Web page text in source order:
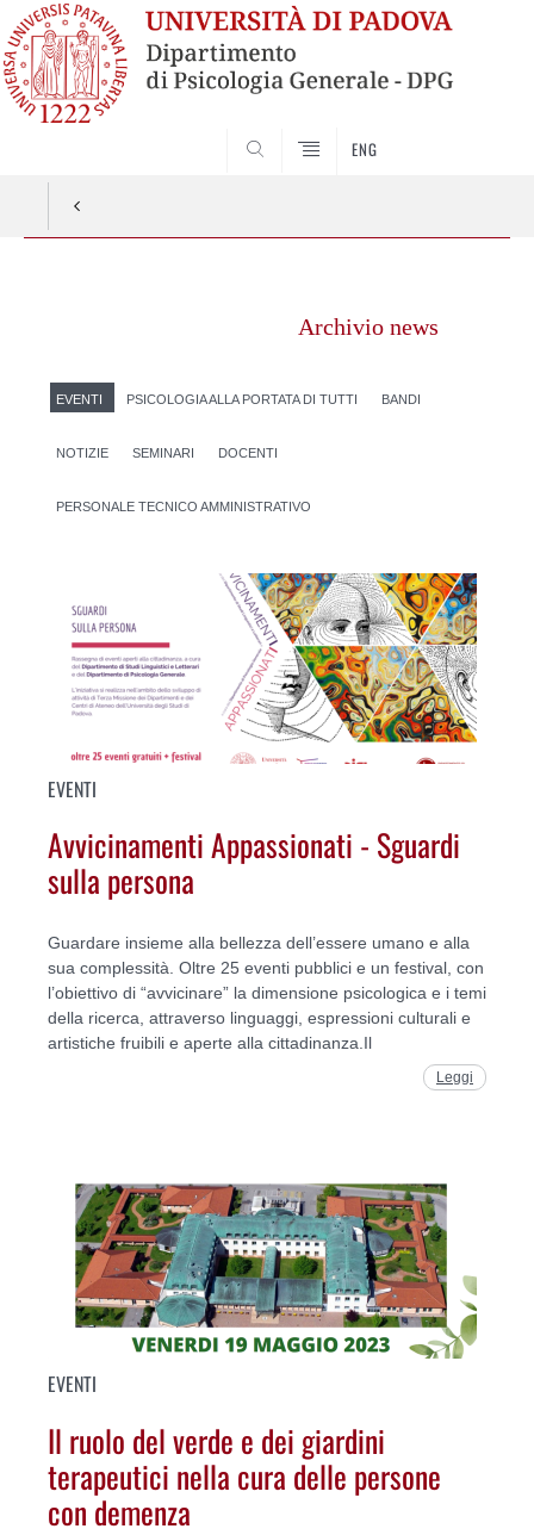
ENG
Archivio news
EVENTI PSICOLOGIA ALLA PORTATA DI TUTTI BANDI
NOTIZIE SEMINARI DOCENTI
PERSONALE TECNICO AMMINISTRATIVO
EVENTI
Avvicinamenti Appassionati - Sguardi
sulla persona
Guardare insieme alla bellezza dell’essere umano e alla
sua complessità. Oltre 25 eventi pubblici e un festival, con
l’obiettivo di “avvicinare” la dimensione psicologica e i temi
della ricerca, attraverso linguaggi, espressioni culturali e
artistiche fruibili e aperte alla cittadinanza.Il
Leggi
EVENTI
Il ruolo del verde e dei giardini
terapeutici nella cura delle persone
con demenza